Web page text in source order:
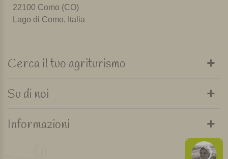
22100 Como (CO)
Lago di Como, Italia
Cerca il tuo agriturismo
Su di noi
Informazioni